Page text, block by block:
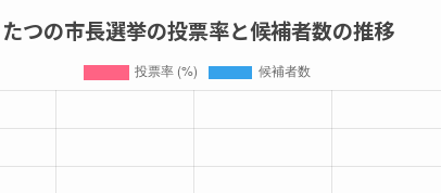
たつの市長選挙の投票率と候補者数の推移